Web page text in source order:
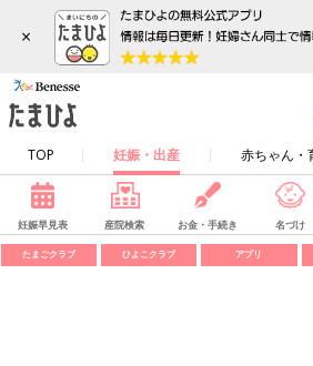
×
TOP 妊娠・出産 赤ちゃん・
妊娠早見表 産院検索 お金・手続き 名づけ
たまごクラブ ひよこクラブ アプリ